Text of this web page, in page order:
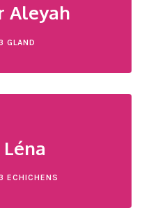
Aleyah
GLAND
ECHICHENS